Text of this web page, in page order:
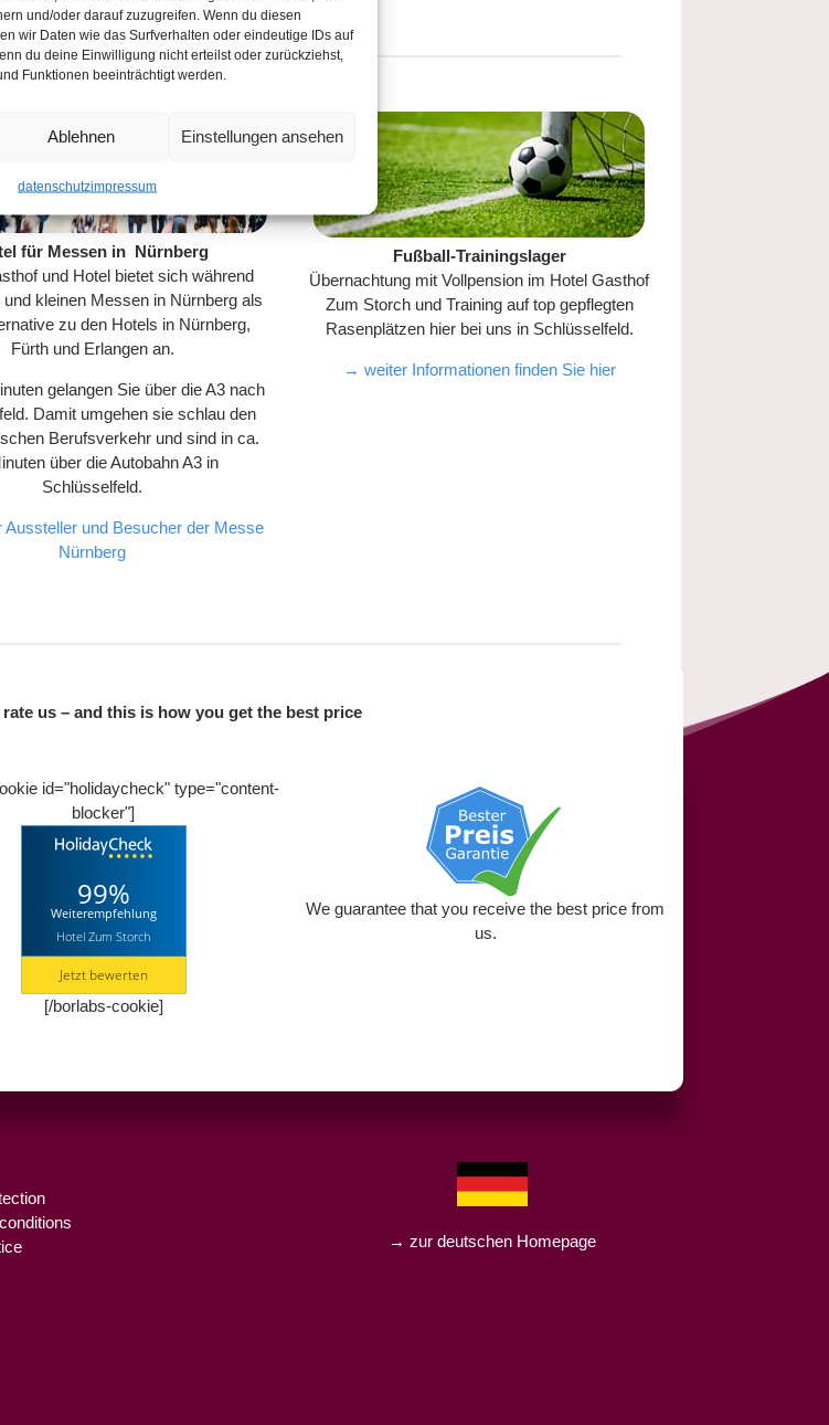
und/oder darauf zuzugreifen. Wenn du diesen
wir Daten wie das Surfverhalten oder eindeutige IDs auf
du deine Einwilligung nicht erteilst oder zurückziehst,
Funktionen beeinträchtigt werden.
Ablehnen Einstellungen ansehen
datenschutzimpressum
für Messen in Nürnberg
und Hotel bietet sich während
kleinen Messen in Nürnberg als
zu den Hotels in Nürnberg,
Fürth und Erlangen an.
gelangen Sie über die A3 nach
Damit umgehen sie schlau den
Berufsverkehr und sind in ca.
über die Autobahn A3 in
Schlüsselfeld.
und Besucher der Messe
Nürnberg
Fußball-Trainingslager
Übernachtung mit Vollpension im Hotel Gasthof
Zum Storch und Training auf top gepflegten
Rasenplätzen hier bei uns in Schlüsselfeld.
→ weiter Informationen finden Sie hier
us – and this is how you get the best price
id="holidaycheck" type="content-
blocker"]
99%
Weiterempfehlung
Hotel Zum Storch
Jetzt bewerten
[/borlabs-cookie]
We guarantee that you receivethe best price from
us.
→ zur deutschen Homepage